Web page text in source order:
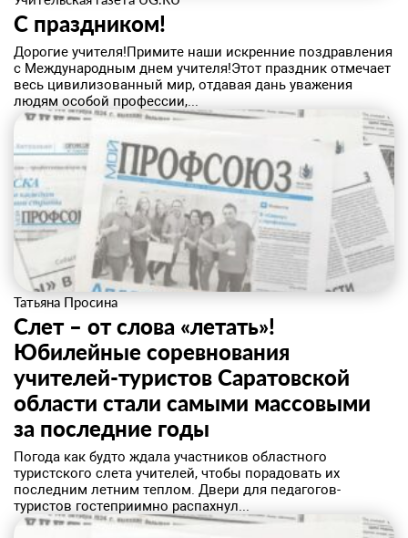
С праздником!
​Дорогие учителя!Примите наши искренние поздравления
с Международным днем учителя!Этот праздник отмечает
весь цивилизованный мир, отдавая дань уважения
людям особой профессии,...
Татьяна Просина
Слет – от слова «летать»!
Юбилейные соревнования
учителей-туристов Саратовской
области стали самыми массовыми
за последние годы
​Погода как будто ждала участников областного
туристского слета учителей, чтобы порадовать их
последним летним теплом. Двери для педагогов-
туристов гостеприимно распахнул...